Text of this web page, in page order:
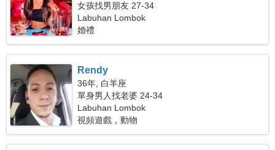
女孩找男朋友 27-34
Labuhan Lombok
婚禮
Rendy
36年, 白羊座
單身男人找老婆 24-34
Labuhan Lombok
視頻遊戲，動物